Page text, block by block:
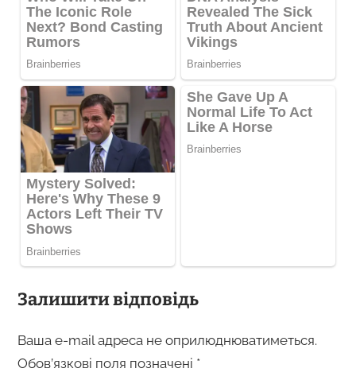
Залишити відповідь
Ваша e-mail адреса не оприлюднюватиметься.
Обов’язкові поля позначені *